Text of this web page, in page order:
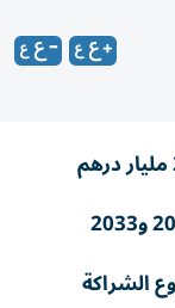
الشراكة